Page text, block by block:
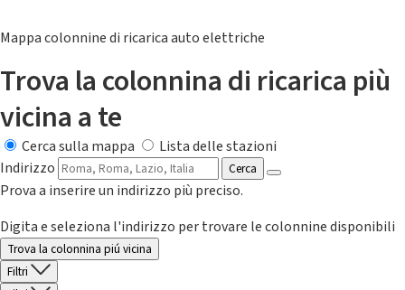
Mappa colonnine di ricarica auto elettriche
Trova la colonnina di ricarica più
vicina a te
Cerca sulla mappa
Lista delle stazioni
Indirizzo
Cerca
Prova a inserire un indirizzo più preciso.
Digita e seleziona l'indirizzo per trovare le colonnine disponibili
Trova la colonnina piú vicina
Filtri